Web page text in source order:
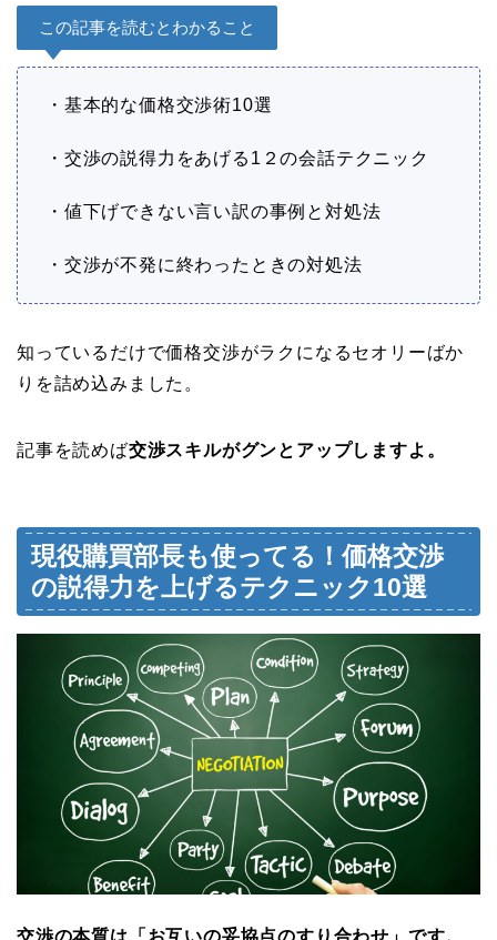
この記事を読むとわかること
・基本的な価格交渉術10選
・交渉の説得力をあげる1２の会話テクニック
・値下げできない言い訳の事例と対処法
・交渉が不発に終わったときの対処法
知っているだけで価格交渉がラクになるセオリーばか
りを詰め込みました。
記事を読めば交渉スキルがグンとアップしますよ。
現役購買部長も使ってる！価格交渉
の説得力を上げるテクニック10選
交渉の本質は「お互いの妥協点のすり合わせ」です。